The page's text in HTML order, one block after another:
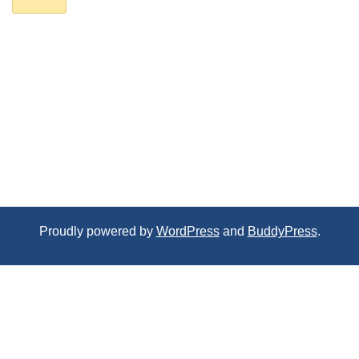
Proudly powered by WordPressand BuddyPress.